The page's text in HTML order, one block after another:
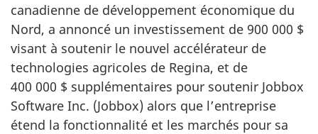
canadienne de développement économique du
Nord, a annoncé un investissement de 900 000 $
visant à soutenir le nouvel accélérateur de
technologies agricoles de Regina, et de
400 000 $ supplémentaires pour soutenir Jobbox
Software Inc. (Jobbox) alors que l’entreprise
étend la fonctionnalité et les marchés pour sa